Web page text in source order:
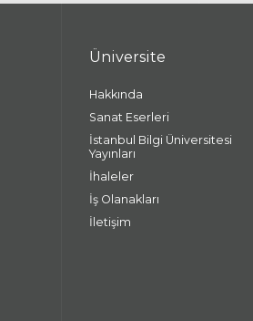
Üniversite
Hakkında
Sanat Eserleri
İstanbul Bilgi Üniversitesi
Yayınları
İhaleler
İş Olanakları
İletişim